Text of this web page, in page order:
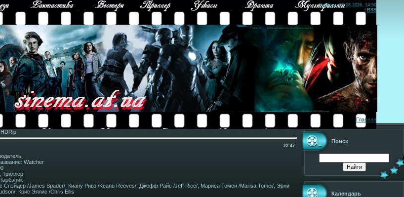
Суббота, 08.08.2026, 14:50
RSS
Главная
22:47
Watcher
Триллер
Спэйдер /James Spader/, Киану Ривз /Keanu Reeves/, Джефф Райс /Jeff Rice/, Мариса Томеи /Marisa Tomei/, Эрни
, Крис Эллис /Chris Ellis
Поиск
Календарь